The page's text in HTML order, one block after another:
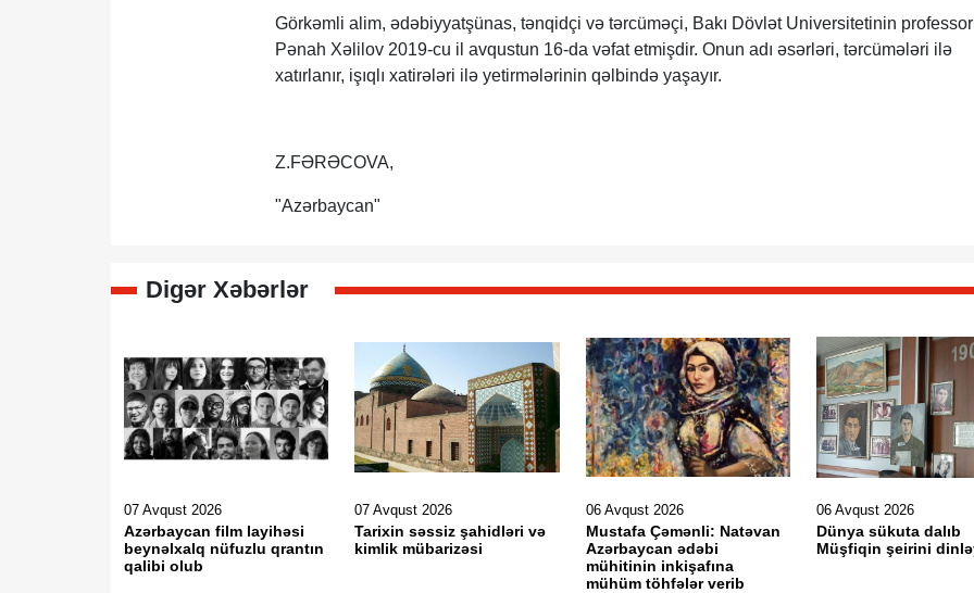
Görkəmli alim, ədəbiyyatşünas, tənqidçi və tərcüməçi, Bakı Dövlət Universitetinin
Pənah Xəlilov 2019-cu il avqustun 16-da vəfat etmişdir. Onun adı əsərləri, tərcümələri ilə
xatırlanır, işıqlı xatirələri ilə yetirmələrinin qəlbində yaşayır.
Z.FƏRƏCOVA,
"Azərbaycan"
Digər Xəbərlər
07 Avqust 2026
Azərbaycan film layihəsi
beynəlxalq nüfuzlu qrantın
qalibi olub
07 Avqust 2026
Tarixin səssiz şahidləri və
kimlik mübarizəsi
06 Avqust 2026
Mustafa Çəmənli: Natəvan
Azərbaycan ədəbi
mühitinin inkişafına
mühüm töhfələr verib
06 Avqust 2026
Dünya sükuta dalıb
Müşfiqin şeirini